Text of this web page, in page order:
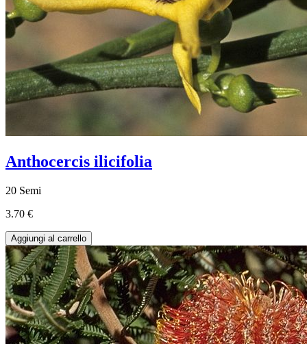
Anthocercis ilicifolia
20 Semi
3.70 €
Aggiungi al carrello